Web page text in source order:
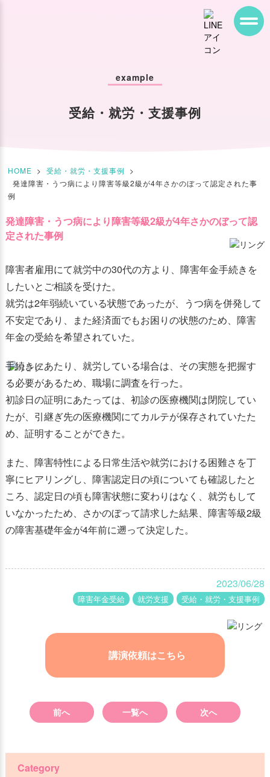
example
受給・就労・支援事例
HOME > 受給・就労・支援事例
>
発達障害・うつ病により障害等級2級が4年さかのぼって認定された事
例
発達障害・うつ病により障害等級2級が4年さかのぼって認
定された事例
障害者雇用にて就労中の30代の方より、障害年金手続きを
したいとご相談を受けた。
就労は2年弱続いている状態であったが、うつ病を併発して
不安定であり、また経済面でもお困りの状態のため、障害
年金の受給を希望されていた。
手続きにあたり、就労している場合は、その実態を把握す
る必要があるため、職場に調査を行った。
初診日の証明にあたっては、初診の医療機関は閉院してい
たが、引継ぎ先の医療機関にてカルテが保存されていたた
め、証明することができた。
また、障害特性による日常生活や就労における困難さを丁
寧にヒアリングし、障害認定日の頃についても確認したと
ころ、認定日の頃も障害状態に変わりはなく、就労もして
いなかったため、さかのぼって請求した結果、障害等級2級
の障害基礎年金が4年前に遡って決定した。
2023/06/28
受給・就労・支援事例
就労支援
障害年金受給
講演依頼はこちら
前へ 一覧へ 次へ
Category